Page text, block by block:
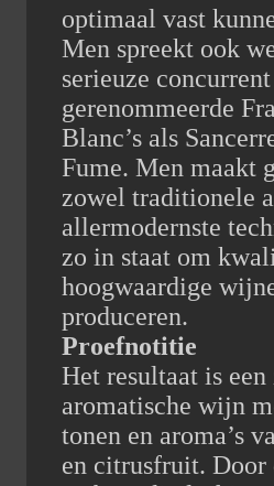
optimaal vast
Men spreekt ook
serieuze
gerenommeerde
Blanc’s als
Fume. Men maakt
zowel traditionele
allermodernste
zo in staat om
hoogwaardige
produceren.
Proefnotitie
Het resultaat is een
aromatische wijn
tonen en aroma’s
en citrusfruit. Door